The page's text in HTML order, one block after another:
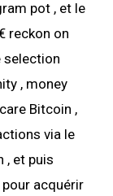
pot , et le
reckon on
selection
, money
Bitcoin ,
via le
, et puis
acquérir